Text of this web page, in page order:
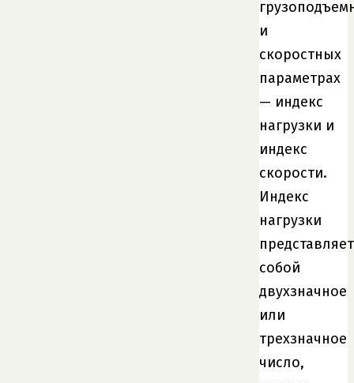
и
скоростных
параметрах
— индекс
нагрузки и
индекс
скорости.
Индекс
нагрузки
представляет
собой
двухзначное
или
трехзначное
число,